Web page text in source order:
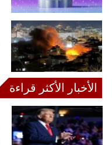
الأخبار الأكثر قراءة